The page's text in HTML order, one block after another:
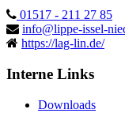
01517 - 211 27 85
info@lippe-issel-
https://lag-lin.de/
Interne Links
Downloads